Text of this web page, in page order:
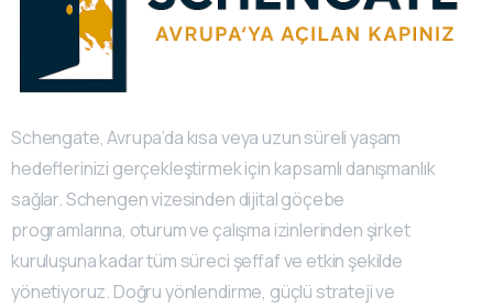
Schengate, Avrupa’da kısa veya uzun süreli yaşam
hedeflerinizi gerçekleştirmek için kapsamlı danışmanlık
sağlar. Schengen vizesinden dijital göçebe
programlarına, oturum ve çalışma izinlerinden şirket
kuruluşuna kadar tüm süreci şeffaf ve etkin şekilde
yönetiyoruz. Doğru yönlendirme, güçlü strateji ve